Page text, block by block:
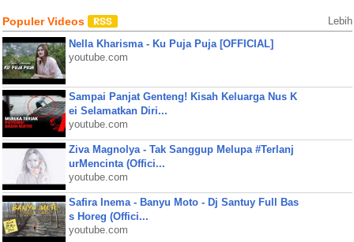
Populer Videos Lebih
Nella Kharisma - Ku Puja Puja [OFFICIAL]
youtube.com
Sampai Panjat Genteng! Kisah Keluarga Nus K
ei Selamatkan Diri...
youtube.com
Ziva Magnolya - Tak Sanggup Melupa #Terlanj
urMencinta (Offici...
youtube.com
Safira Inema - Banyu Moto - Dj Santuy Full Bas
s Horeg (Offici...
youtube.com